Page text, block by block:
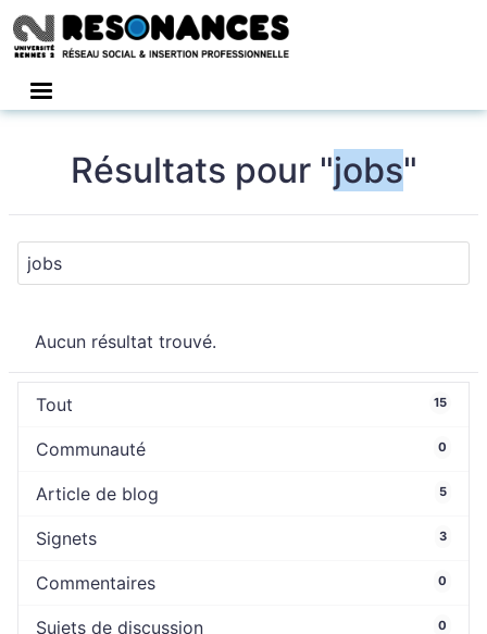
Résultats pour "jobs"
Aucun résultat trouvé.
Tout 15
Communauté 0
Article de blog 5
Signets 3
Commentaires 0
Sujets de discussion 0